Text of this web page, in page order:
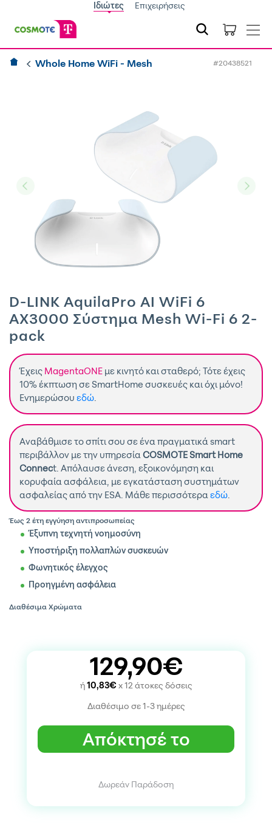
Ιδιώτες Επιχειρήσεις
Whole Home WiFi - Mesh #20438521
D-LINK AquilaPro AI WiFi 6
AX3000 Σύστημα Mesh Wi-Fi 6 2-
pack
Έχεις MagentaONE με κινητό και σταθερό; Τότε έχεις
10% έκπτωση σε SmartHome συσκευές και όχι μόνο!
Ενημερώσου εδώ
Αναβάθμισε το σπίτι σου σε ένα πραγματικά smart
περιβάλλον με την υπηρεσία COSMOTE Smart Home
Connect. Απόλαυσε άνεση, εξοικονόμηση και
κορυφαία ασφάλεια, με εγκατάσταση συστημάτων
ασφαλείας από την ESA. Μάθε περισσότερα εδώ
Έως 2 έτη εγγύηση αντιπροσωπείας
Έξυπνη τεχνητή νοημοσύνη
Υποστήριξη πολλαπλών συσκευών
Φωνητικός έλεγχος
Προηγμένη ασφάλεια
Διαθέσιμα Χρώματα
129,90€
ή10,83€x 12 άτοκες δόσεις
Διαθέσιμο σε 1-3 ημέρες
Απόκτησέ το
Δωρεάν Παράδοση